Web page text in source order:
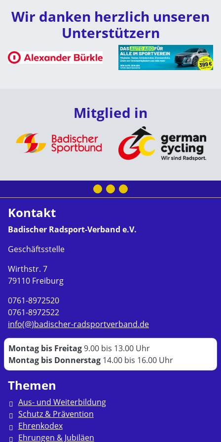
Wir danken herzlich unseren
Unterstützern
Mitglied in
Kontakt
Badischer Radsport-Verband e.V.
Geschäftsstelle
Wirthstr. 7
79110 Freiburg
0761-8972520
0761-8972522
info(@)badischer-radsportverband.de
Montag bis Freitag9.00 bis 13.00 Uhr
Montag bis Donnerstag 14.00 bis 16.00 Uhr
Themen
Aus- und Weiterbildung
Schutz & Prävention
Ehrenkodex
Ehrungen & Jubiläen